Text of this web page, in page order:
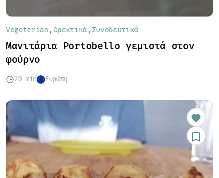
Vegeterian Ορεκτικά Συνοδευτικά
Μανιτάρια Portobello γεμιστά στον
φούρνο
20 min Ευρώπη